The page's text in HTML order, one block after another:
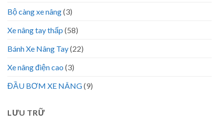
Bộ càng xe nâng(3)
Xe nâng tay thấp (58)
Bánh Xe Nâng Tay(22)
Xe nâng điện cao (3)
ĐẦU BƠM XE NÂNG(9)
LƯU TRỮ